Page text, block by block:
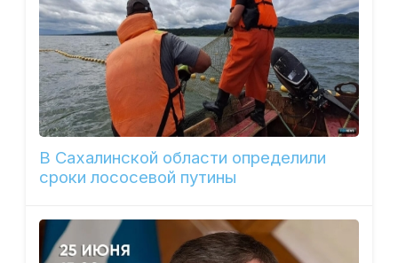
В Сахалинской области определили
сроки лососевой путины